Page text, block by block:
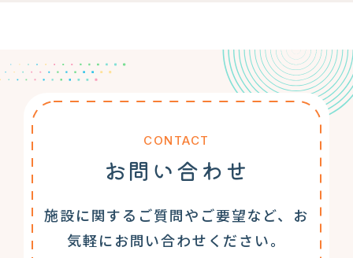
CONTACT
お問い合わせ
施設に関するご質問やご要望など、お
気軽にお問い合わせください。